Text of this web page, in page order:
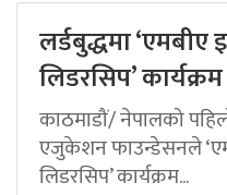
लर्डबुद्धमा
लिडरसिप’
काठमाडौं/ नेपालको
एजुकेशन फाउन्डेसनले
लिडरसिप’ कार्यक्रम...